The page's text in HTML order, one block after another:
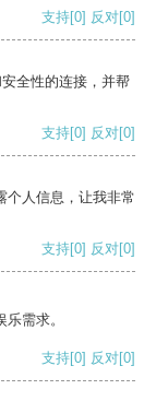
支持[0] 反对[0]
全性的连接，并帮
支持[0] 反对[0]
个人信息，让我非常
支持[0] 反对[0]
需求。
支持[0] 反对[0]